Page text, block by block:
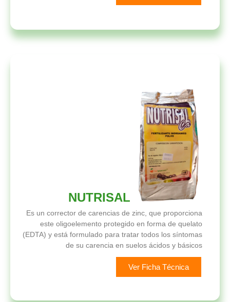
NUTRISAL
Es un corrector de carencias de zinc, que proporciona
este oligoelemento protegido en forma de quelato
(EDTA) y está formulado para tratar todos los síntomas
de su carencia en suelos ácidos y básicos
Ver Ficha Técnica